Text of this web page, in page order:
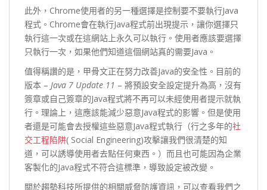
此外，Chrome使用者的另一種選擇是控制要不要執行Java
程式。Chrome會在執行Java程式前出現提示，讓你選擇只
執行這一次或在這網站上永久可以執行。使用者應該要選擇
只執行一次，如果他們知道這個網站真的需要Java。
值得稱讚的是，甲骨文正在努力改善Java的安全性。目前的
版本 – Java 7 Update 11 – 將預設安全設定提升為高，沒有
簽章或自己簽章的Java程式將不再可以未經使用者提示就執
行。理論上，這應該能減少惡意Java程式的影響。但是使用
者還是可能會去授權這些惡意Java程式執行（行之多年的社
交工程陷阱( Social Engineering)攻擊讓我們很清楚的知
道，可以誘導使用者去點任何東西。）而且也可能因為企業
客製化的Java程式不符合這標準，導致設定被改變。
關於趨勢科技所提供的相關威脅防護資訊，可以查看我們之